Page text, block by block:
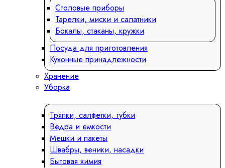
Столовые приборы
Тарелки, миски и салатники
Бокалы, стаканы, кружки
Посуда для приготовления
Кухонные принадлежности
Хранение
Уборка
Тряпки, салфетки, губки
Ведра и емкости
Мешки и пакеты
Швабры, веники, насадки
Бытовая химия